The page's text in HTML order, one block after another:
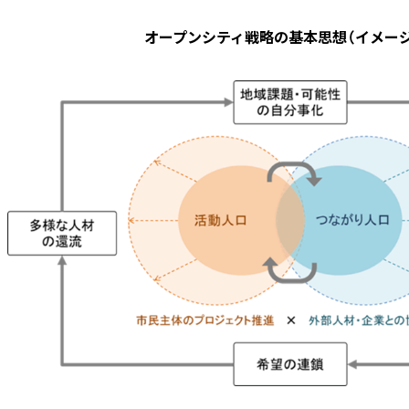
オープンシティ戦略の基本思想（イメー